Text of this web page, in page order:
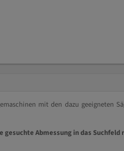
mit den dazu geeigneten
Abmessung in das Suchfeld